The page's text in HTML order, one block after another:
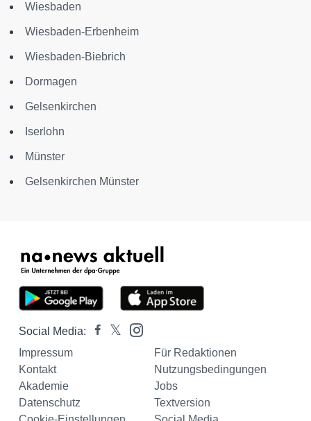
Wiesbaden
Wiesbaden-Erbenheim
Wiesbaden-Biebrich
Dormagen
Gelsenkirchen
Iserlohn
Münster
Gelsenkirchen Münster
Social Media:
Impressum
Für Redaktionen
Kontakt
Nutzungsbedingungen
Akademie
Jobs
Datenschutz
Textversion